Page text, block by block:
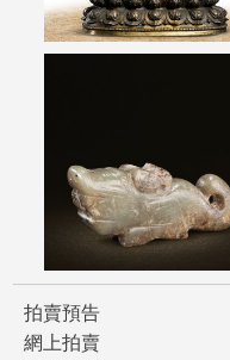
拍賣預告
網上拍賣